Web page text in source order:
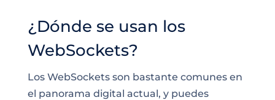
¿Dónde se usan los
WebSockets?
Los WebSockets son bastante comunes en
el panorama digital actual, y puedes